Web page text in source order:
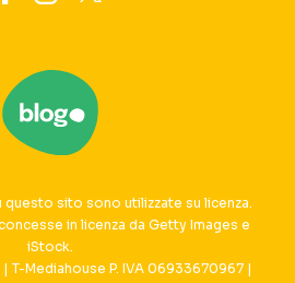
questo sito sono utilizzate su licenza.
in licenza da Getty Images e
iStock.
T-Mediahouse P. IVA 06933670967 |